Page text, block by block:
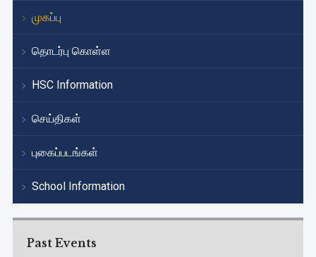
முகப்பு
தொடர்பு கொள்ள
HSC Information
செய்திகள்
புகைப்படங்கள்
School Information
Past Events